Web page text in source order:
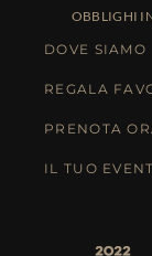
OBBLIGHI
DOVE SIAMO
REGALA
PRENOTA
IL TUO